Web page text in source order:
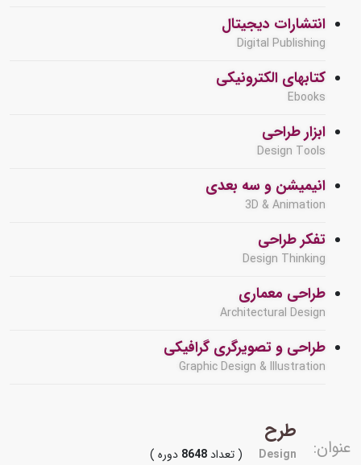
انتشارات دیجیتال
Digital Publishing
کتابهای الکترونیکی
Ebooks
ابزار طراحی
Design Tools
انیمیشن و سه بعدی
3D & Animation
تفکر طراحی
Design Thinking
طراحی معماری
Architectural Design
طراحی و تصویرگری گرافیکی
Graphic Design & Illustration
عنوان:
طرح
Design ( تعداد8648دوره )